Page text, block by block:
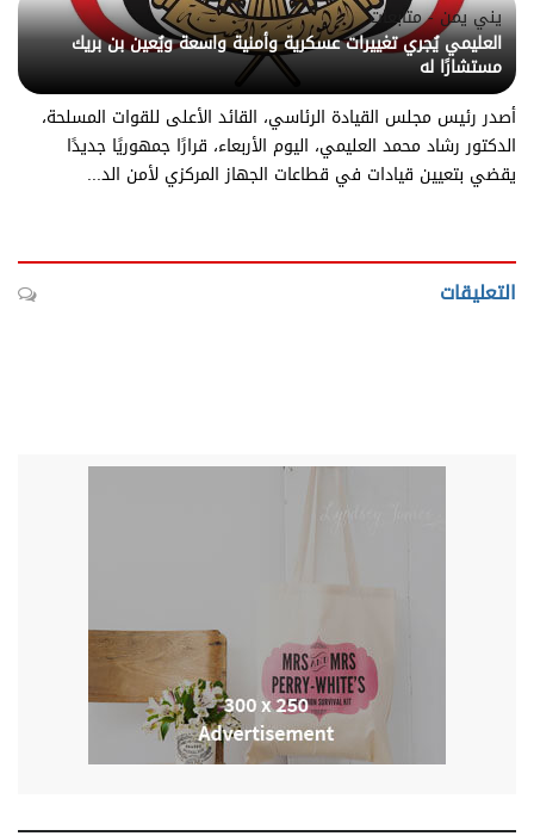
يني يمن - متابعات
العليمي يُجري تغييرات عسكرية وأمنية واسعة ويُعين بن بريك
مستشارًا له
أصدر رئيس مجلس القيادة الرئاسي، القائد الأعلى للقوات المسلحة،
الدكتور رشاد محمد العليمي، اليوم الأربعاء، قرارًا جمهوريًا جديدًا
يقضي بتعيين قيادات في قطاعات الجهاز المركزي لأمن الد...
التعليقات